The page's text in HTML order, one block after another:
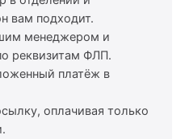
вам подходит.
менеджером и
реквизитам ФЛП.
платёж в
оплачивая только